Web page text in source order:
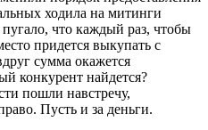
ходила на митинги
что каждый раз, чтобы
придется выкупать с
сумма окажется
конкурент найдется?
пошли навстречу,
Пусть и за деньги.